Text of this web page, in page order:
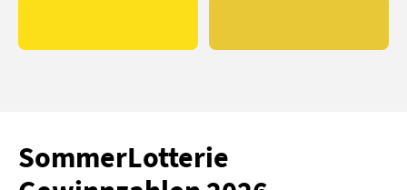
SommerLotterie